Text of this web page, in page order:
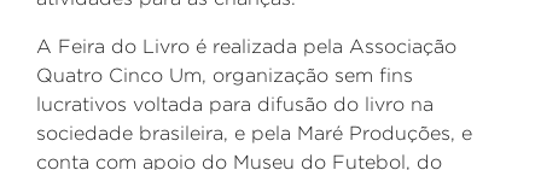
A Feira do Livro é realizada pela Associação
Quatro Cinco Um, organização sem fins
lucrativos voltada para difusão do livro na
sociedade brasileira, e pela Maré Produções, e
conta com apoio do Museu do Futebol, do